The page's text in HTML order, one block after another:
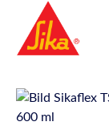
Bildergalerie